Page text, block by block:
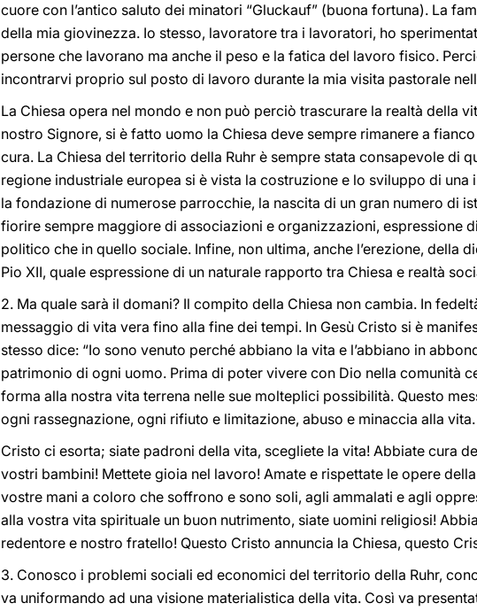
cuore con l’antico saluto dei minatori “Gluckauf” (buona fortuna). La
della mia giovinezza. Io stesso, lavoratore tra i lavoratori, ho
persone che lavorano ma anche il peso e la fatica del lavoro fisico.
incontrarvi proprio sul posto di lavoro durante la mia visita pastorale
La Chiesa opera nel mondo e non può perciò trascurare la realtà della
nostro Signore, si è fatto uomo la Chiesa deve sempre rimanere a
cura. La Chiesa del territorio della Ruhr è sempre stata consapevole di
regione industriale europea si è vista la costruzione e lo sviluppo di una
la fondazione di numerose parrocchie, la nascita di un gran numero di
fiorire sempre maggiore di associazioni e organizzazioni, espressione
politico che in quello sociale. Infine, non ultima, anche l’erezione, della
Pio XII, quale espressione di un naturale rapporto tra Chiesa e realtà
2. Ma quale sarà il domani? Il compito della Chiesa non cambia. In
messaggio di vita vera fino alla fine dei tempi. In Gesù Cristo si è
stesso dice: “Io sono venuto perché abbiano la vita e l’abbiano in
patrimonio di ogni uomo. Prima di poter vivere con Dio nella comunità
forma alla nostra vita terrena nelle sue molteplici possibilità. Questo
ogni rassegnazione, ogni rifiuto e limitazione, abuso e minaccia alla vita.
Cristo ci esorta; siate padroni della vita, scegliete la vita! Abbiate cura
vostri bambini! Mettete gioia nel lavoro! Amate e rispettate le opere
vostre mani a coloro che soffrono e sono soli, agli ammalati e agli
alla vostra vita spirituale un buon nutrimento, siate uomini religiosi!
redentore e nostro fratello! Questo Cristo annuncia la Chiesa, questo
3. Conosco i problemi sociali ed economici del territorio della Ruhr,
va uniformando ad una visione materialistica della vita. Così va